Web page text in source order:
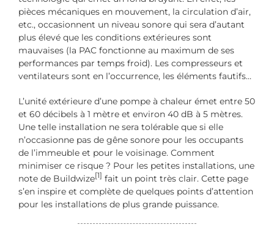
pièces mécaniques en mouvement, la circulation d’air,
etc., occasionnent un niveau sonore qui sera d’autant
plus élevé que les conditions extérieures sont
mauvaises (la PAC fonctionne au maximum de ses
performances par temps froid). Les compresseurs et
ventilateurs sont en l’occurrence, les éléments fautifs…
L’unité extérieure d’une pompe à chaleur émet entre 50
et 60 décibels à 1 mètre et environ 40 dB à 5 mètres.
Une telle installation ne sera tolérable que si elle
n’occasionne pas de gêne sonore pour les occupants
de l’immeuble et pour le voisinage. Comment
minimiser ce risque ? Pour les petites installations, une
note de Buildwize[1] fait un point très clair. Cette page
s’en inspire et complète de quelques points d’attention
pour les installations de plus grande puissance.